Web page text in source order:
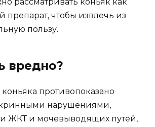
препарат, чтобы извлечь из
пользу.
вредно?
противопоказано
нарушениями,
ЖКТ и мочевыводящих путей,